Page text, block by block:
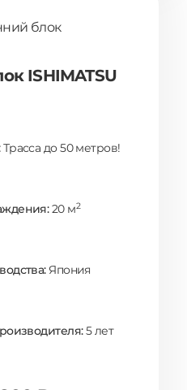
блок
ISHIMATSU
Трасса до 50 метров!
20 м2
Япония
5 лет